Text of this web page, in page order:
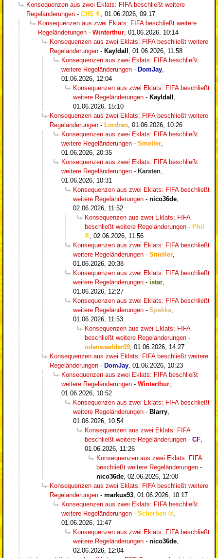
Konsequenzen aus zwei Eklats: FIFA beschließt weitere
Regeländerungen - CHS
01.06.2026, 09:17
Konsequenzen aus zwei Eklats: FIFA beschließt weitere
Regeländerungen - Winterthur 01.06.2026, 10:14
Konsequenzen aus zwei Eklats: FIFA beschließt weitere
Regeländerungen - Kayldall
01.06.2026, 11:58
Konsequenzen aus zwei Eklats: FIFA beschließt
weitere Regeländerungen - DomJay
01.06.2026, 12:04
Konsequenzen aus zwei Eklats: FIFA beschließt
weitere Regeländerungen - Kayldall
01.06.2026, 15:10
Konsequenzen aus zwei Eklats: FIFA beschließt weitere
Regeländerungen - Lordran 01.06.2026, 10:26
Konsequenzen aus zwei Eklats: FIFA beschließt
weitere Regeländerungen - Smeller
01.06.2026, 20:35
Konsequenzen aus zwei Eklats: FIFA beschließt
weitere Regeländerungen - Karsten
01.06.2026, 10:31
Konsequenzen aus zwei Eklats: FIFA beschließt
weitere Regeländerungen - nico36de
02.06.2026, 11:52
Konsequenzen aus zwei Eklats: FIFA
beschließt weitere Regeländerungen - Phil
02.06.2026, 11:56
Konsequenzen aus zwei Eklats: FIFA beschließt
weitere Regeländerungen - Smeller
01.06.2026, 20:38
Konsequenzen aus zwei Eklats: FIFA beschließt
weitere Regeländerungen - istar
01.06.2026, 12:27
Konsequenzen aus zwei Eklats: FIFA beschließt
weitere Regeländerungen - Spekka
01.06.2026, 11:53
Konsequenzen aus zwei Eklats: FIFA
beschließt weitere Regeländerungen -
odenwaelder09 01.06.2026, 14:27
Konsequenzen aus zwei Eklats: FIFA beschließt weitere
Regeländerungen - DomJay 01.06.2026, 10:23
Konsequenzen aus zwei Eklats: FIFA beschließt
weitere Regeländerungen - Winterthur
01.06.2026, 10:52
Konsequenzen aus zwei Eklats: FIFA beschließt
weitere Regeländerungen - Blarry
01.06.2026, 10:54
Konsequenzen aus zwei Eklats: FIFA
beschließt weitere Regeländerungen - CF
01.06.2026, 11:26
Konsequenzen aus zwei Eklats: FIFA
beschließt weitere Regeländerungen -
nico36de 02.06.2026, 12:00
Konsequenzen aus zwei Eklats: FIFA beschließt weitere
Regeländerungen - markus93 01.06.2026, 10:17
Konsequenzen aus zwei Eklats: FIFA beschließt
weitere Regeländerungen - Scherben
01.06.2026, 11:47
Konsequenzen aus zwei Eklats: FIFA beschließt
weitere Regeländerungen - nico36de
02.06.2026, 12:04